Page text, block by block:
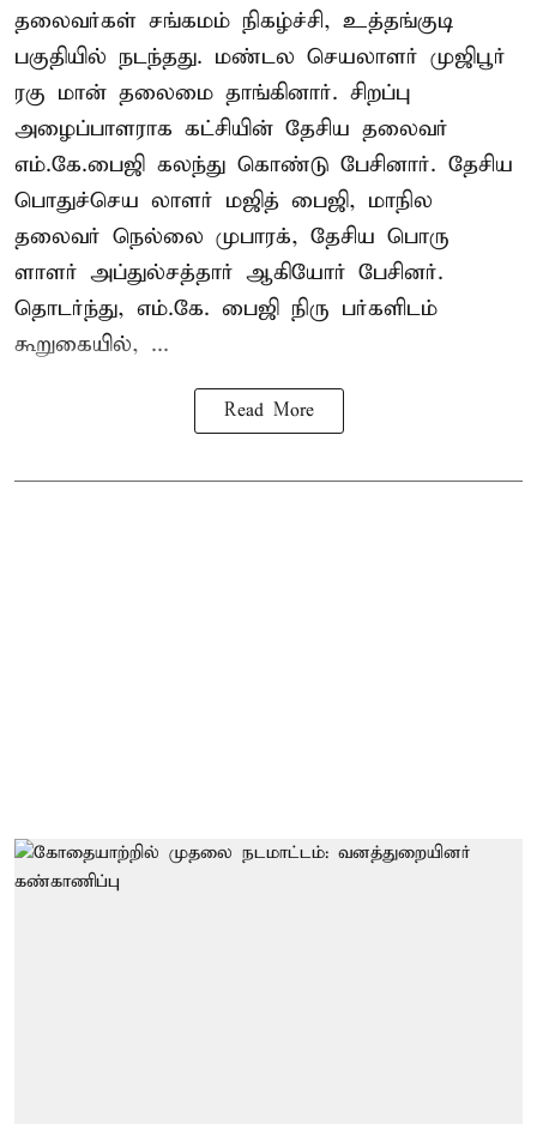
தலைவர்கள் சங்கமம் நிகழ்ச்சி, உத்தங்குடி
பகுதியில் நடந்தது. மண்டல செயலாளர் முஜிபூர்
ரகு மான் தலைமை தாங்கினார். சிறப்பு
அழைப்பாளராக கட்சியின் தேசிய தலைவர்
எம்.கே.பைஜி கலந்து கொண்டு பேசினார். தேசிய
பொதுச்செய லாளர் மஜித் பைஜி, மாநில
தலைவர் நெல்லை முபாரக், தேசிய பொரு
ளாளர் அப்துல்சத்தார் ஆகியோர் பேசினர்.
தொடர்ந்து, எம்.கே. பைஜி நிரு பர்களிடம்
கூறுகையில், ...
Read More